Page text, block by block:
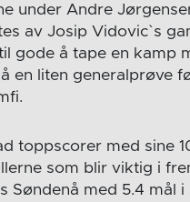
under Andre
av Josip Vidovic`s
gode å tape en kamp
en liten generalprøve
toppscorer med sine
som blir viktig i
Søndenå med 5.4 mål